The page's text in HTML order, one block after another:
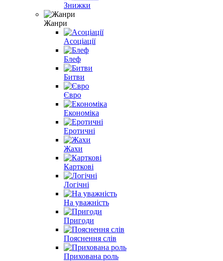
Знижки
Жанри
Асоціації
Блеф
Битви
Євро
Економіка
Еротичні
Жахи
Карткові
Логічні
На уважність
Пригоди
Пояснення слів
Прихована роль